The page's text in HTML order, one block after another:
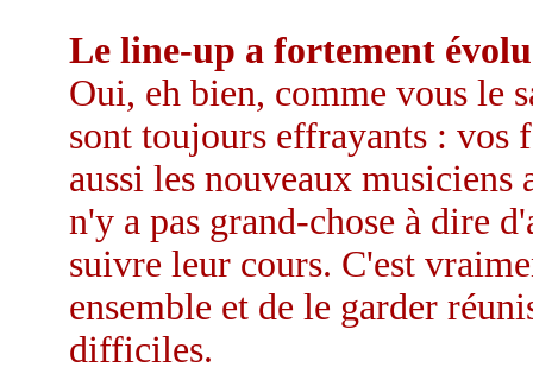
Le line-up a fortement
Oui, eh bien, comme vous le
sont toujours effrayants : vos
aussi les nouveaux
n'y a pas grand-chose à dire
suivre leur cours. C'est
ensemble et de le garder
difficiles.